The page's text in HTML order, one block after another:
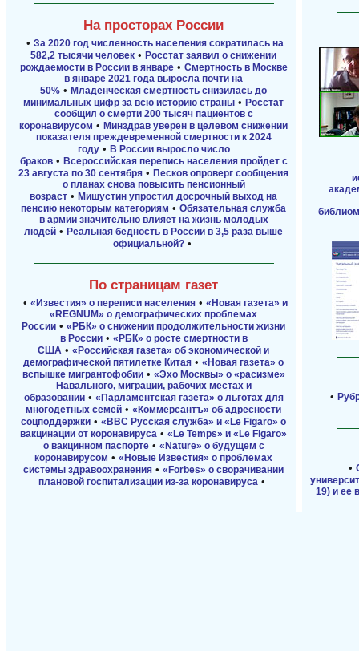
На просторах России
•За 2020 год численность населения сократилась на
582,2 тысячи человек •Росстат заявил о снижении
рождаемости в России в январе • Смертность в Москве
в январе 2021 года выросла почти на
50% •Младенческая смертность снизилась до
минимальных цифр за всю историю страны •Росстат
сообщил о смерти 200 тысяч пациентов с
коронавирусом •Минздрав уверен в целевом снижении
показателя преждевременной смертности к 2024
году • В России выросло число
браков • Всероссийская перепись населения пройдет с
23 августа по 30 сентября •Песков опроверг сообщения
о планах снова повысить пенсионный
возраст •Мишустин упростил досрочный выход на
пенсию некоторым категориям •Обязательная служба
в армии значительно влияет на жизнь молодых
людей •Реальная бедность в России в 3,5 раза выше
официальной? •
По страницам газет
• «Известия» о переписи населения • «Новая газета» и
«REGNUM» о демографических проблемах
России •«РБК» о снижении продолжительности жизни
в России • «РБК» о росте смертности в
США •«Российская газета» об экономической и
демографической пятилетке Китая •«Новая газета» о
вспышке мигрантофобии • «Эхо Москвы» о «расизме»
Навального, миграции, рабочих местах и
образовании • «Парламентская газета» о льготах для
многодетных семей •«Коммерсантъ» об адресности
соцподдержки •«BBC Русская служба» и «Le Figaro» о
вакцинации от коронавируса •«Le Temps» и «Le Figaro»
о вакцинном паспорте • «Nature» о будущем с
коронавирусом •«Новые Известия» о проблемах
системы здравоохранения •«Forbes» о сворачивании
плановой госпитализации из-за коронавируса •
•
•
19) и ее